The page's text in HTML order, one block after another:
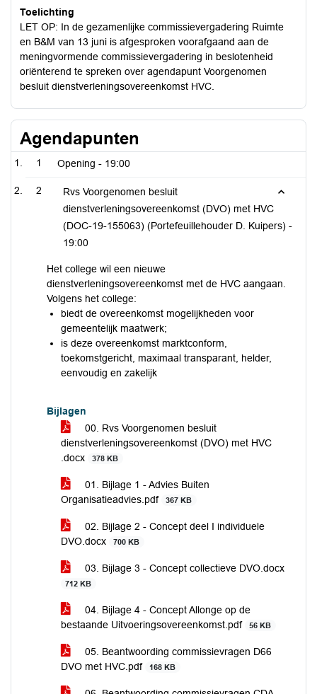
Toelichting
LET OP: In de gezamenlijke commissievergadering Ruimte
en B&M van 13 juni is afgesproken voorafgaand aan de
meningvormende commissievergadering in beslotenheid
oriënterend te spreken over agendapunt Voorgenomen
besluit dienstverleningsovereenkomst HVC.
Agendapunten
1 Opening - 19:00
2
Rvs Voorgenomen besluit
dienstverleningsovereenkomst (DVO) met HVC
(DOC-19-155063) (Portefeuillehouder D. Kuipers) -
19:00
Het college wil een nieuwe
dienstverleningsovereenkomst met de HVC aangaan.
Volgens het college:
biedt de overeenkomst mogelijkheden voor
gemeentelijk maatwerk;
is deze overeenkomst marktconform,
toekomstgericht, maximaal transparant, helder,
eenvoudig en zakelijk
Bijlagen
00. Rvs Voorgenomen besluit
dienstverleningsovereenkomst (DVO) met HVC
.docx
378 KB
01. Bijlage 1 - Advies Buiten
Organisatieadvies.pdf
367 KB
02. Bijlage 2 - Concept deel I individuele
DVO.docx
700 KB
03. Bijlage 3 - Concept collectieve DVO.docx
712 KB
04. Bijlage 4 - Concept Allonge op de
bestaande Uitvoeringsovereenkomst.pdf
56 KB
05. Beantwoording commissievragen D66
DVO met HVC.pdf
168 KB